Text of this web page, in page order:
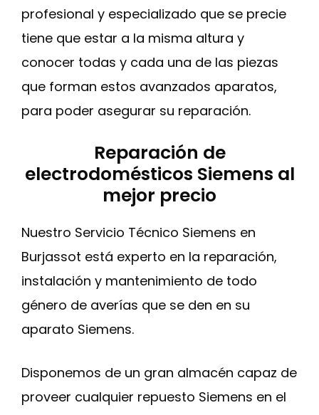
profesional y especializado que se precie
tiene que estar a la misma altura y
conocer todas y cada una de las piezas
que forman estos avanzados aparatos,
para poder asegurar su reparación.
Reparación de
electrodomésticos Siemens al
mejor precio
Nuestro Servicio Técnico Siemens en
Burjassot está experto en la reparación,
instalación y mantenimiento de todo
género de averías que se den en su
aparato Siemens.
Disponemos de un gran almacén capaz de
proveer cualquier repuesto Siemens en el